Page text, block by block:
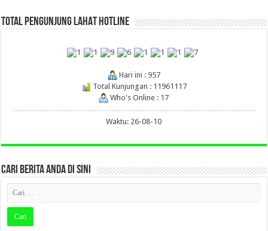
TOTAL PENGUNJUNG LAHAT HOTLINE
Hari ini : 957
Total Kunjungan : 11961117
Who's Online : 17
Waktu: 26-08-10
CARI BERITA ANDA DI SINI